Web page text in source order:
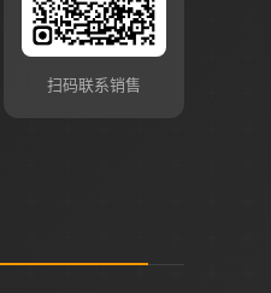
扫码联系销售